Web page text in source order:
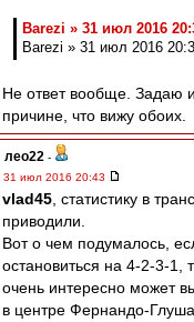
Barezi » 31 июл 2016
Barezi » 31 июл 2016
Не ответ вообще. Задаю
причине, что вижу обоих.
лео22 -
31 июл 2016 20:43
vlad45 , статистику в
приводили.
Вот о чем подумалось,
остановиться на 4-2-3-1,
очень интересно может
в центре Фернандо-